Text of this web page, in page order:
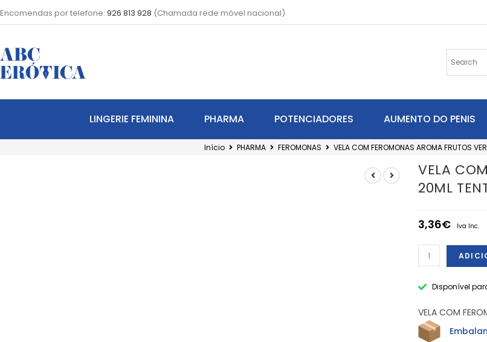
Encomendas por telefone: 926 813 928 (Chamada rede móvel nacional)
LINGERIE FEMININA PHARMA POTENCIADORES AUMENTO DO PENIS
Início PHARMA FEROMONAS VELA COM FEROMONAS AROMA FRUTOS
VELA
20ML
3,36€ Iva Inc.
Disponível
VELA COM